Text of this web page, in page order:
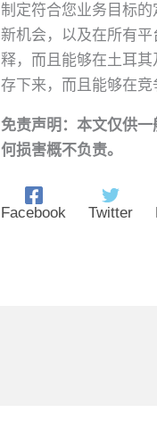
制定符合您业务目标
新机会，以及在所有
释，而且能够在土耳
存下来，而且能够在竞
免责声明：本文仅供
何损害概不负责。
Facebook Twitter